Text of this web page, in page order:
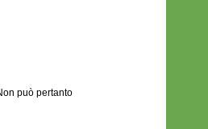
può pertanto